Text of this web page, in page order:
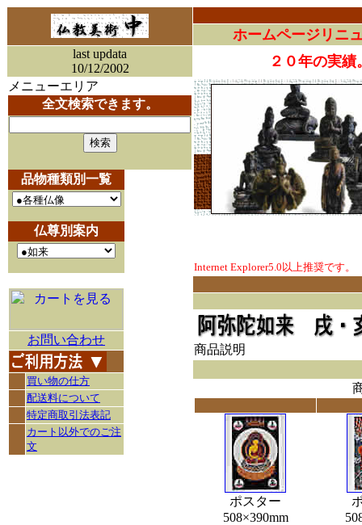
ホームページリニ
last updata
10/12/2002
２０年の実
メニューエリア
全文検索できます。
品物種類別一覧
仏尊別案内
お問い合わせ
買い物の仕方
配送料について
特定商取引法表記
カート以外でのご注
文
Internet Explorer5.0以上推奨です。
商品説明
ポスター
508×390mm